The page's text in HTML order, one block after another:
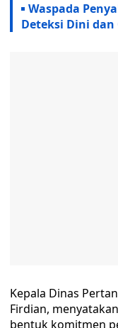
Waspada
Deteksi Dini dan
Kepala Dinas
Firdian,
bentuk komitmen